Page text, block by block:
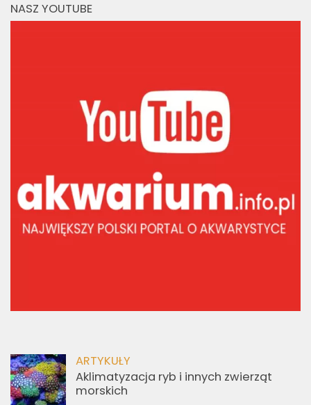
NASZ YOUTUBE
ARTYKUŁY
Aklimatyzacja ryb i innych zwierząt
morskich